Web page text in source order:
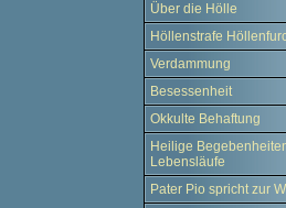
Über die Hölle
Höllenstrafe
Verdammung
Besessenheit
Okkulte Behaftung
Heilige
Lebensläufe
Pater Pio spricht zur